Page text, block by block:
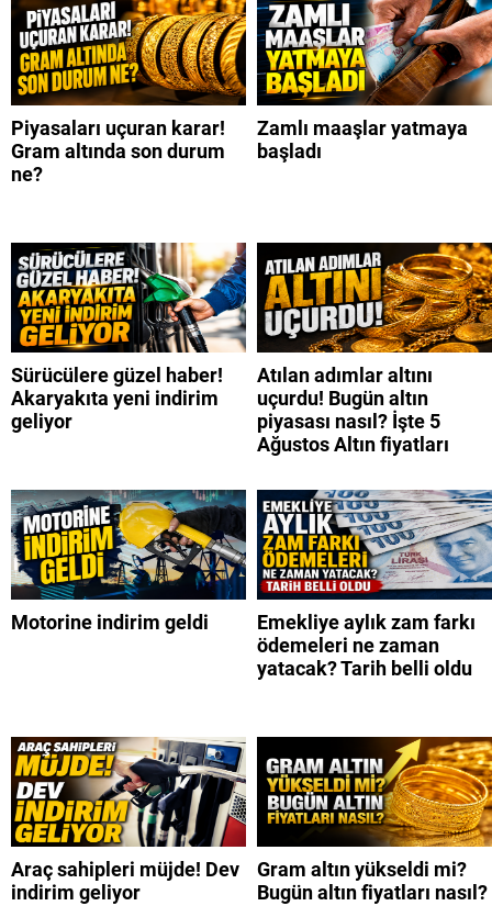
Piyasaları uçuran karar!
Gram altında son durum
ne?
Zamlı maaşlar yatmaya
başladı
Sürücülere güzel haber!
Akaryakıta yeni indirim
geliyor
Atılan adımlar altını
uçurdu! Bugün altın
piyasası nasıl? İşte 5
Ağustos Altın fiyatları
Motorine indirim geldi
Emekliye aylık zam farkı
ödemeleri ne zaman
yatacak? Tarih belli oldu
Araç sahipleri müjde! Dev
indirim geliyor
Gram altın yükseldi mi?
Bugün altın fiyatları nasıl?